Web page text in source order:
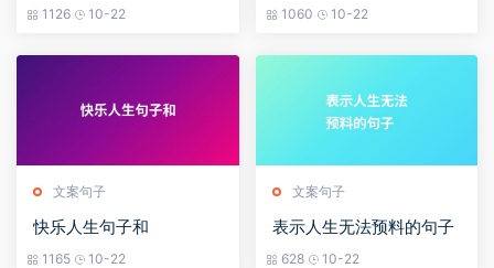
1126 10-22 1060 10-22
文案句子
快乐人生句子和
1165 10-22
文案句子
表示人生无法预料的句子
628 10-22